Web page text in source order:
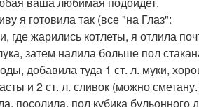
я готовила так (все "на Глаз":
где жарились котлеты, я отлила
затем налила больше пол
добавила туда 1 ст. л. муки,
и 2 ст. л. сливок (можно
посолила, пол кубика